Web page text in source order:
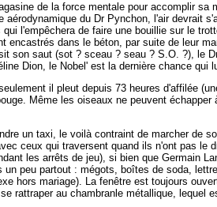
de la force mentale pour accomplir
du Dr Pynchon, l'air devrait
l'empêchera de faire une bouillie sur le
encastrés dans le béton, par suite de leur
son saut (sot ? sceau ? seau ? S.O. ?), le
Dion, le Nobel' est la dernière chance qui
il pleut depuis 73 heures d'affilée
Même les oiseaux ne peuvent
un taxi, le voilà contraint de marcher de
ceux qui traversent quand ils n'ont pas le
les arrêts de jeu), si bien que Germain
peu partout : mégots, boîtes de soda,
hors mariage). La fenêtre est toujours
rattraper au chambranle métallique, lequel